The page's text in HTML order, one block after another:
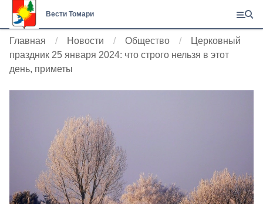
Вести Томари
Главная Новости Общество
Церковный
праздник 25 января 2024: что строго нельзя в этот
день, приметы